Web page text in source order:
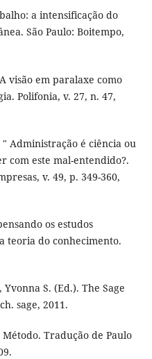
a intensificação do
São Paulo: Boitempo,
visão em paralaxe como
Polifonia, v. 27, n. 47,
" Administração é ciência ou
com este mal-entendido?.
v. 49, p. 349-360,
os estudos
teoria do conhecimento.
S. (Ed.). The Sage
sage, 2011.
Método. Tradução de Paulo